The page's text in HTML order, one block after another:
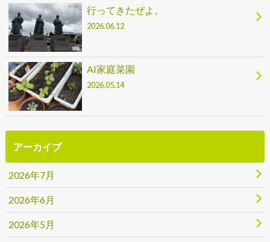
行ってきたぜよ。
2026.06.12
AI家庭菜園
2026.05.14
アーカイブ
2026年7月
2026年6月
2026年5月